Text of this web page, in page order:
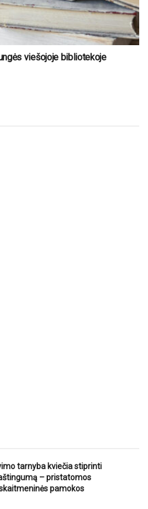
viešojoje bibliotekoje
tarnyba kviečia stiprinti
– pristatomos
pamokos